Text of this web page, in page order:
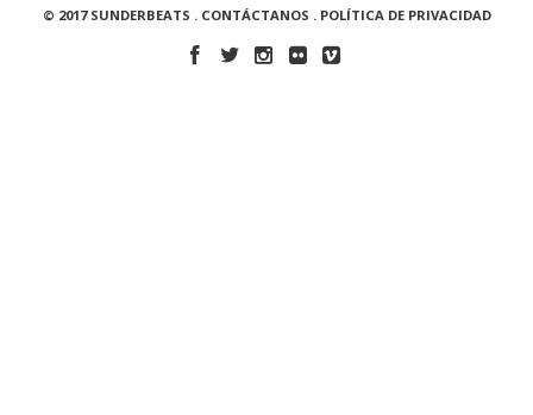
© 2017 SUNDERBEATS . CONTÁCTANOS . POLÍTICA DE PRIVACIDAD